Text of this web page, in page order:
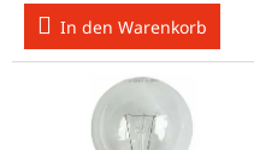
e
In den Warenkorb